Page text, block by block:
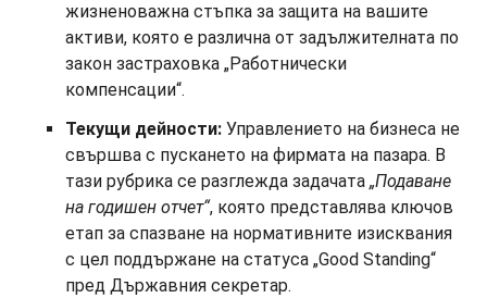
жизненоважна стъпка за защита на вашите
активи, която е различна от задължителната по
закон застраховка „Работнически
компенсации“.
Текущи дейности: Управлението на бизнеса не
свършва с пускането на фирмата на пазара. В
тази рубрика се разглежда задачата „Подаване
на годишен отчет“, която представлява ключов
етап за спазване на нормативните изисквания
с цел поддържане на статуса „Good Standing“
пред Държавния секретар.